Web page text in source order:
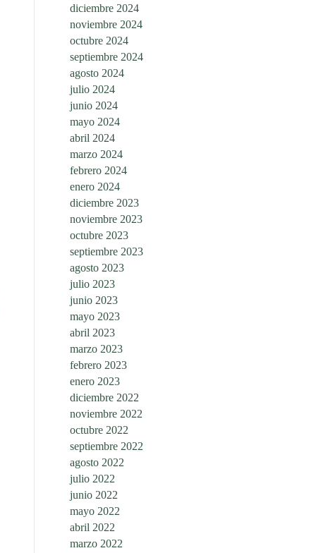
diciembre 2024
noviembre 2024
octubre 2024
septiembre 2024
agosto 2024
julio 2024
junio 2024
mayo 2024
abril 2024
marzo 2024
febrero 2024
enero 2024
diciembre 2023
noviembre 2023
octubre 2023
septiembre 2023
agosto 2023
julio 2023
junio 2023
mayo 2023
abril 2023
marzo 2023
febrero 2023
enero 2023
diciembre 2022
noviembre 2022
octubre 2022
septiembre 2022
agosto 2022
julio 2022
junio 2022
mayo 2022
abril 2022
marzo 2022